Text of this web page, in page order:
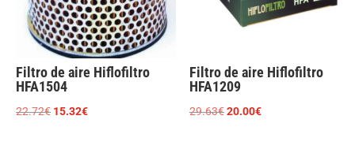
Filtro de aire Hiflofiltro
HFA1504
22.72€ El
15.32€El
Filtro de aire Hiflofiltro
HFA1209
29.63€El
20.00€El